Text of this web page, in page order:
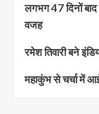
लगभग 47 दिनों
वजह
रमेश तिवारी बने
महाकुंभ से चर्चा में